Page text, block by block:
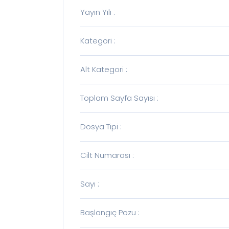
Yayın Yılı :
Kategori :
Alt Kategori :
Toplam Sayfa Sayısı :
Dosya Tipi :
Cilt Numarası :
Sayı :
Başlangıç Pozu :